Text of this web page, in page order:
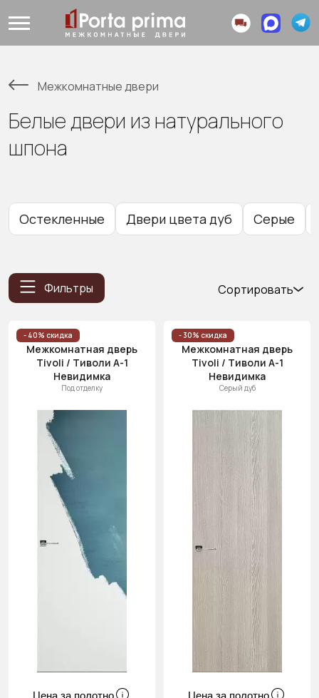
Межкомнатные двери
Белые двери из натурального
шпона
Остекленные Двери цвета дуб Серые
Фильтры
Сортировать
Цена
(возр.)
Цена (убыв.)
Cначала
новинки
Cначала
скидки
- 40% скидка
Межкомнатная дверь
Tivoli / Тиволи А-1
Невидимка
Под отделку
Цена за полотно
- 30% скидка
Межкомнатная дверь
Tivoli / Тиволи А-1
Невидимка
Серый дуб
Цена за полотно